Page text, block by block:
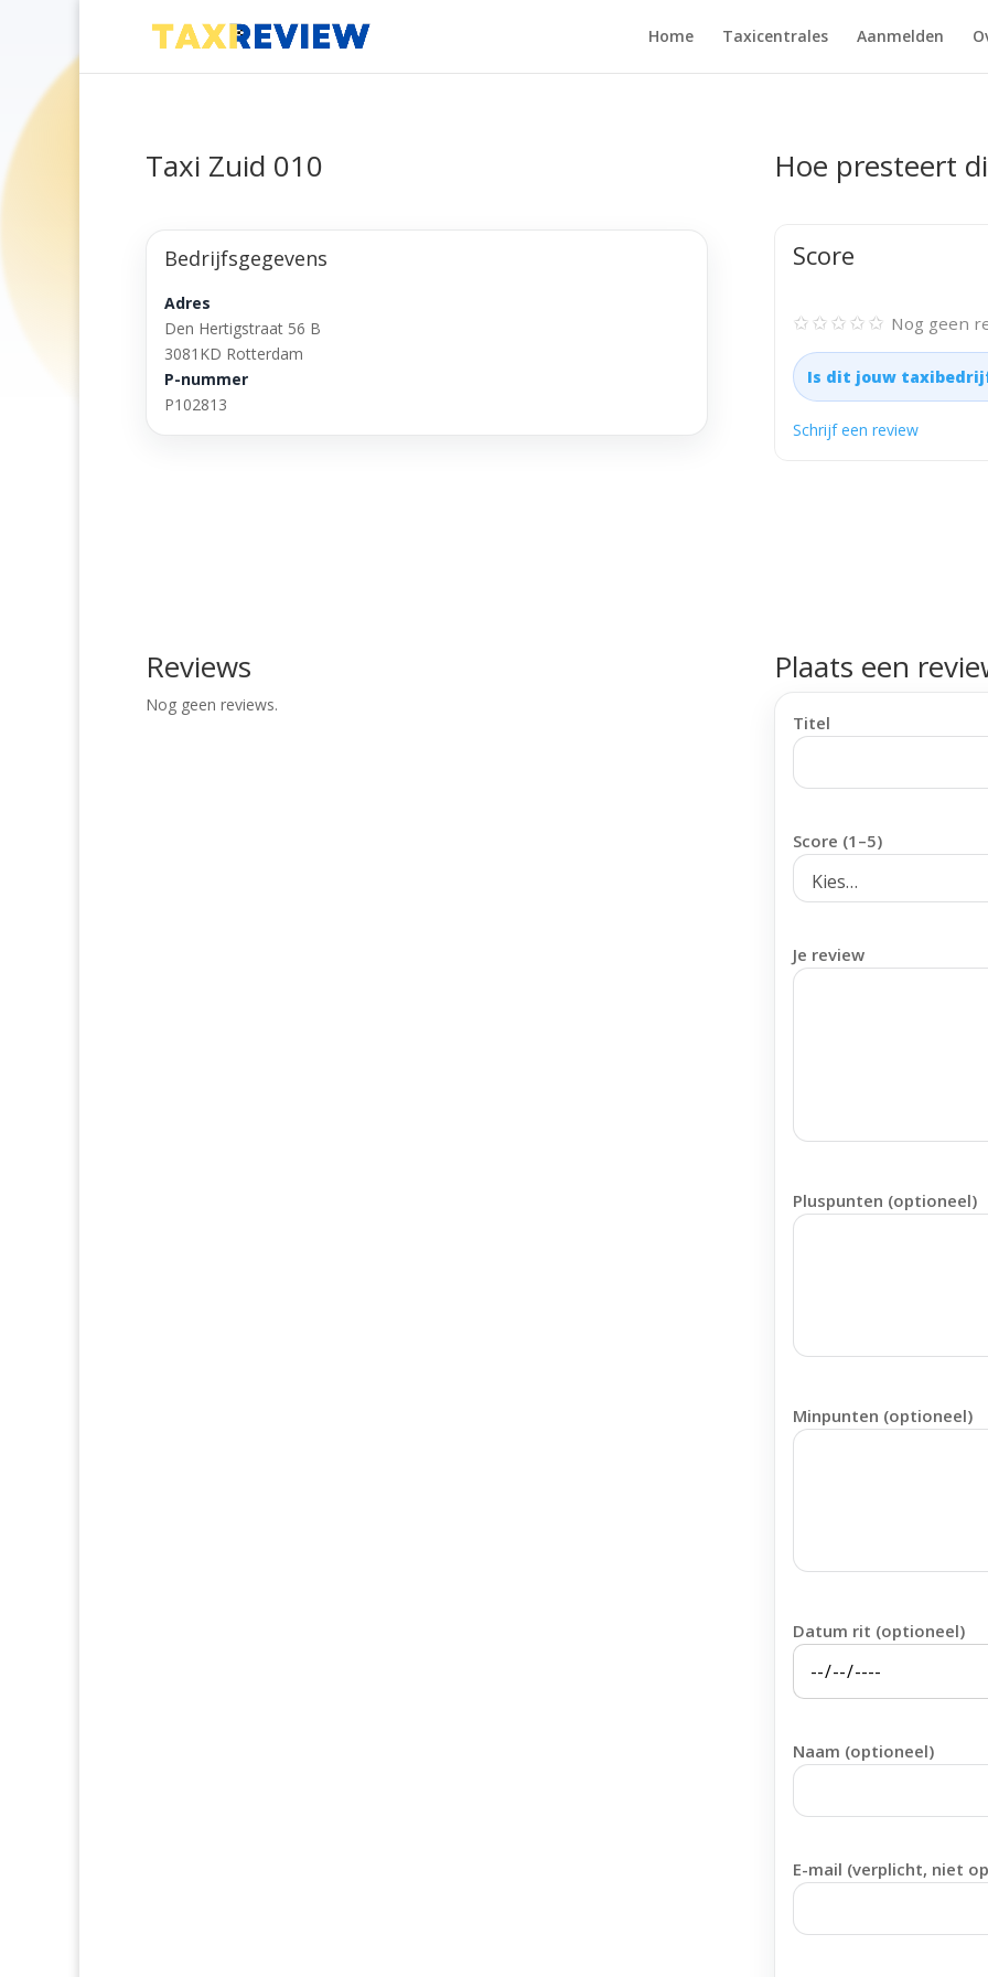
Home Taxicentrales Aanmelden
Taxi Zuid 010
Bedrijfsgegevens
Adres
Den Hertigstraat 56 B
3081KD Rotterdam
P-nummer
P102813
Hoe presteert
Score
✩✩✩✩✩ Nog geen
Is dit jouw
Schrijf een review
Reviews
Nog geen reviews.
Plaats een
Titel
Score (1–5)
Je review
Pluspunten (optioneel)
Minpunten (optioneel)
Datum rit (optioneel)
Naam (optioneel)
E-mail (verplicht, niet